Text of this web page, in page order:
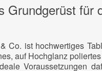
Grundgerüst für
Co. ist hochwertiges
auf Hochglanz
Voraussetzungen